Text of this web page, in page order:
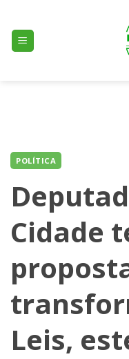
content
POLÍTICA
Cidade
Leis,